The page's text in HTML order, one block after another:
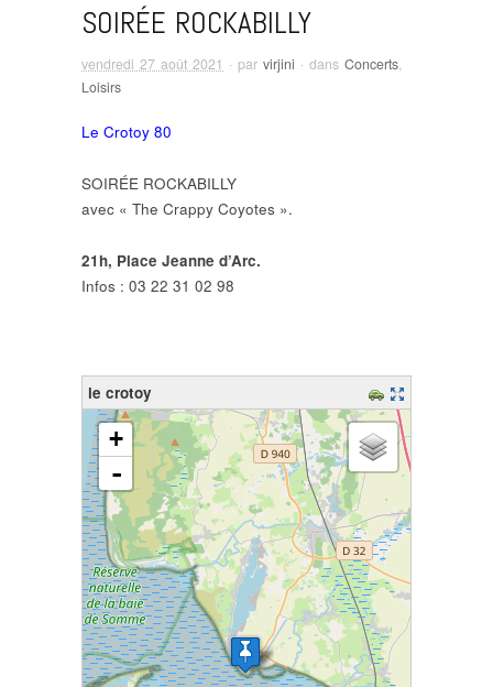
SOIRÉE ROCKABILLY
vendredi 27 août 2021 · par virjini · dans Concerts,
Loisirs
Le Crotoy 80
SOIRÉE ROCKABILLY
avec « The Crappy Coyotes ».
21h, Place Jeanne d’Arc.
Infos : 03 22 31 02 98
le crotoy
chargement de la carte - veuillez patienter...
+
-